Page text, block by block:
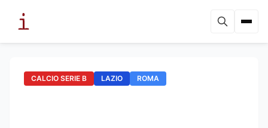
CALCIO SERIE B LAZIO ROMA